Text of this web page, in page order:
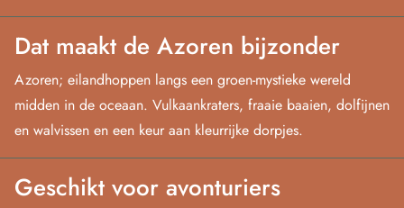
Dat maakt de Azoren bijzonder
Azoren; eilandhoppen langs een groen-mystieke wereld
midden in de oceaan. Vulkaankraters, fraaie baaien, dolfijnen
en walvissen en een keur aan kleurrijke dorpjes.
Geschikt voor avonturiers